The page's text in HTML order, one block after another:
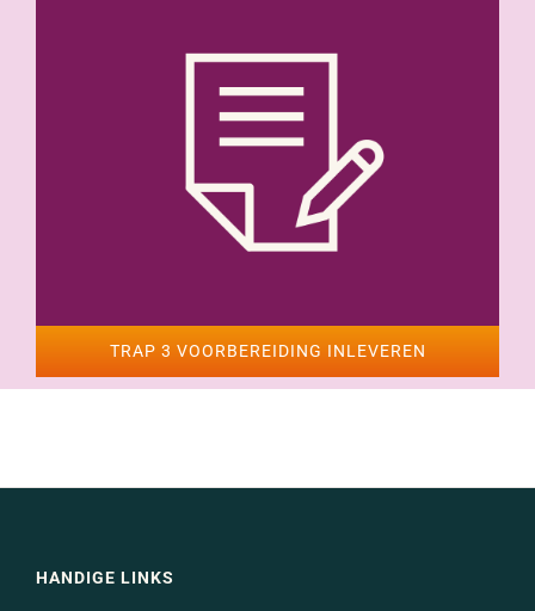
TRAP 3 VOORBEREIDING INLEVEREN
HANDIGE LINKS